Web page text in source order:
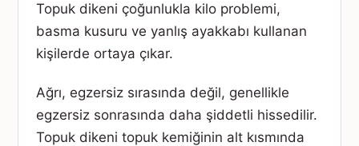
Topuk dikeni çoğunlukla kilo problemi,
basma kusuru ve yanlış ayakkabı kullanan
kişilerde ortaya çıkar.
Ağrı, egzersiz sırasında değil, genellikle
egzersiz sonrasında daha şiddetli hissedilir.
Topuk dikeni topuk kemiğinin alt kısmında